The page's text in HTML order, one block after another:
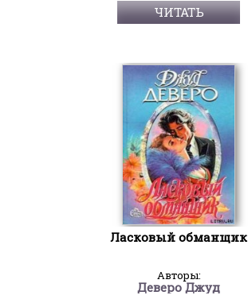
ЧИТАТЬ
Ласковый обманщик
Авторы:
Деверо Джуд